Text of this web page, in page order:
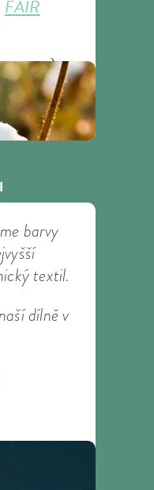
FAIR
barvy
textil.
dílně v